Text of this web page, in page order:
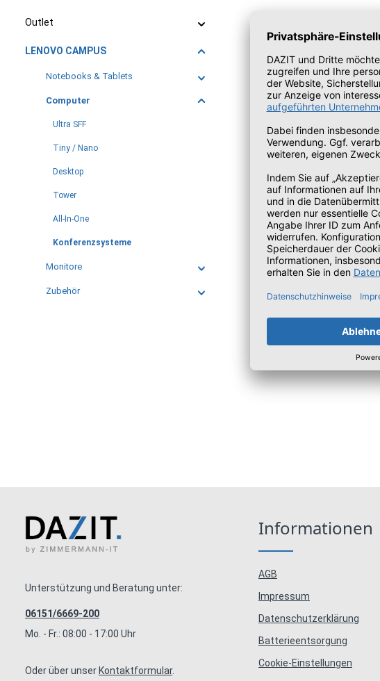
Outlet
LENOVO CAMPUS
Notebooks & Tablets
Computer
Ultra SFF
Tiny / Nano
Desktop
Tower
All-In-One
Konferenzsysteme
Monitore
Zubehör
Unterstützung und Beratung unter:
06151/6669-200
Mo. - Fr.: 08:00 - 17:00 Uhr
Oder über unser Kontaktformular.
Informationen
AGB
Impressum
Datenschutzerklärung
Batterieentsorgung
Cookie-Einstellungen